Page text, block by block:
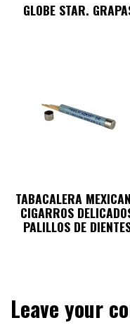
GLOBE STAR.
TABACALERA
CIGARROS
PALILLOS DE
Leave your